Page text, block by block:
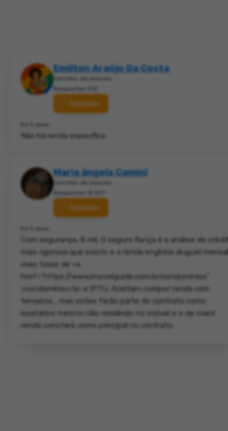
Emilton Araújo Da Costa
Corretor de imóveis
Respostas: 212
Contatar
há 5 anos
Não há renda específica.
Maria ângela Camini
Corretor de imóveis
Respostas: 8.097
Contatar
há 5 anos
Com segurança, 8 mil. O seguro fiança é a análise de
mais rigorosa que existe e a renda engloba aluguel mensal
mais taxas de <a
href="https://www.imovelguide.com.br/condominios"
>condomínio</a> e IPTU. Aceitam compor renda com
terceiros , mas estes farão parte do contrato como
locatários mesmo não residindo no imóvel e o de maior
renda constará como principal no contrato.